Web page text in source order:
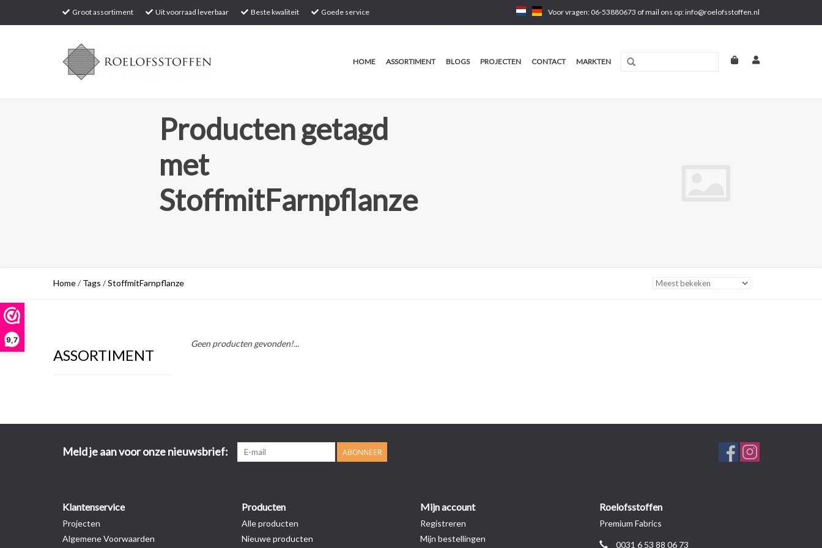
9,7
Groot assortiment Uit voorraad leverbaar Beste kwaliteit Goede service Voor vragen: 06-53880673 of mail ons op:info@roelofsstoffen.nl
HOME ASSORTIMENT BLOGS PROJECTEN CONTACT MARKTEN
Producten getagd
met
StoffmitFarnpflanze
Home/ Tags /StoffmitFarnpflanze
ASSORTIMENT
Geen producten gevonden!...
Meld je aan voor onze nieuwsbrief: ABONNEER
Klantenservice
Projecten
Algemene Voorwaarden
Producten
Alle producten
Nieuwe producten
Mijn account
Registreren
Mijn bestellingen
Roelofsstoffen
Premium Fabrics
0031 6 53 88 06 73